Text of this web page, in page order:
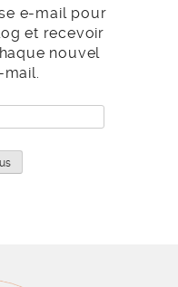
e-mail pour
et recevoir
nouvel